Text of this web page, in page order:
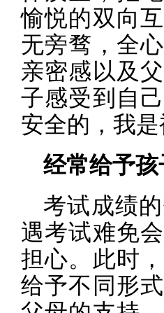
愉悦的双向
无旁骛，全
亲密感以及
子感受到自
安全的，我是
经常给予
考试成绩
遇考试难免
担心。此时
给予不同形